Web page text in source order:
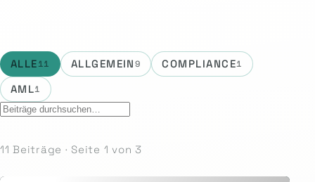
ALLE11 ALLGEMEIN9 COMPLIANCE1
AML1
11 Beiträge · Seite 1 von 3